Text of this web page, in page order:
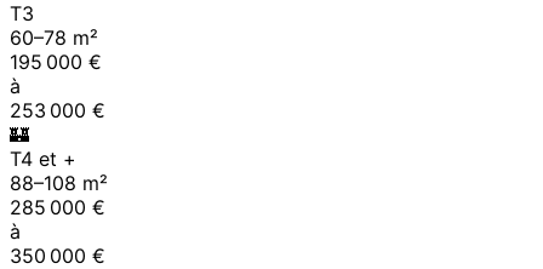
T3
60–78 m²
195 000 €
à
253 000 €
🏰
T4 et +
88–108 m²
285 000 €
à
350 000 €